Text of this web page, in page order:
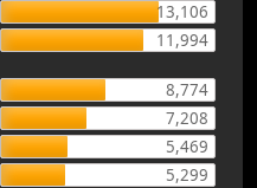
13,106
11,994
8,774
7,208
5,469
5,299